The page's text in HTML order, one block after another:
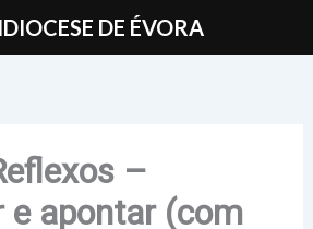
–
e apontar (com
DE ÉVORA